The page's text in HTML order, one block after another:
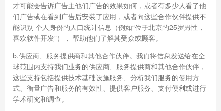
才可能会告诉广告主他们广告的效果如何，或者有多少人看了他
们广告或在看到广告后安装了应用，或者向这些合作伙伴提供不
能识别 个人身份的人口统计信息（例如“位于北京的25岁男性，
喜欢软件开发”）， 帮助他们了解其受众或顾客。
b.供应商、服务提供商和其他合作伙伴。我们将信息发送给在全
球范围内支持我们业务的供应商、服务提供商和其他合作伙伴，
这些支持包括提供技术基础设施服务、分析我们服务的使用方
式、衡量广告和服务的有效性、提供客户服务、支付便利或进行
学术研究和调查。